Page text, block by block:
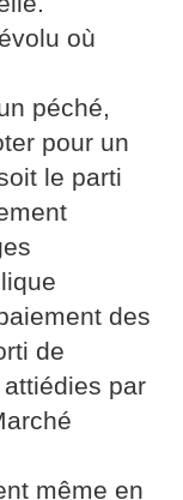
où
péché,
pour un
le parti
des
de
par
même en